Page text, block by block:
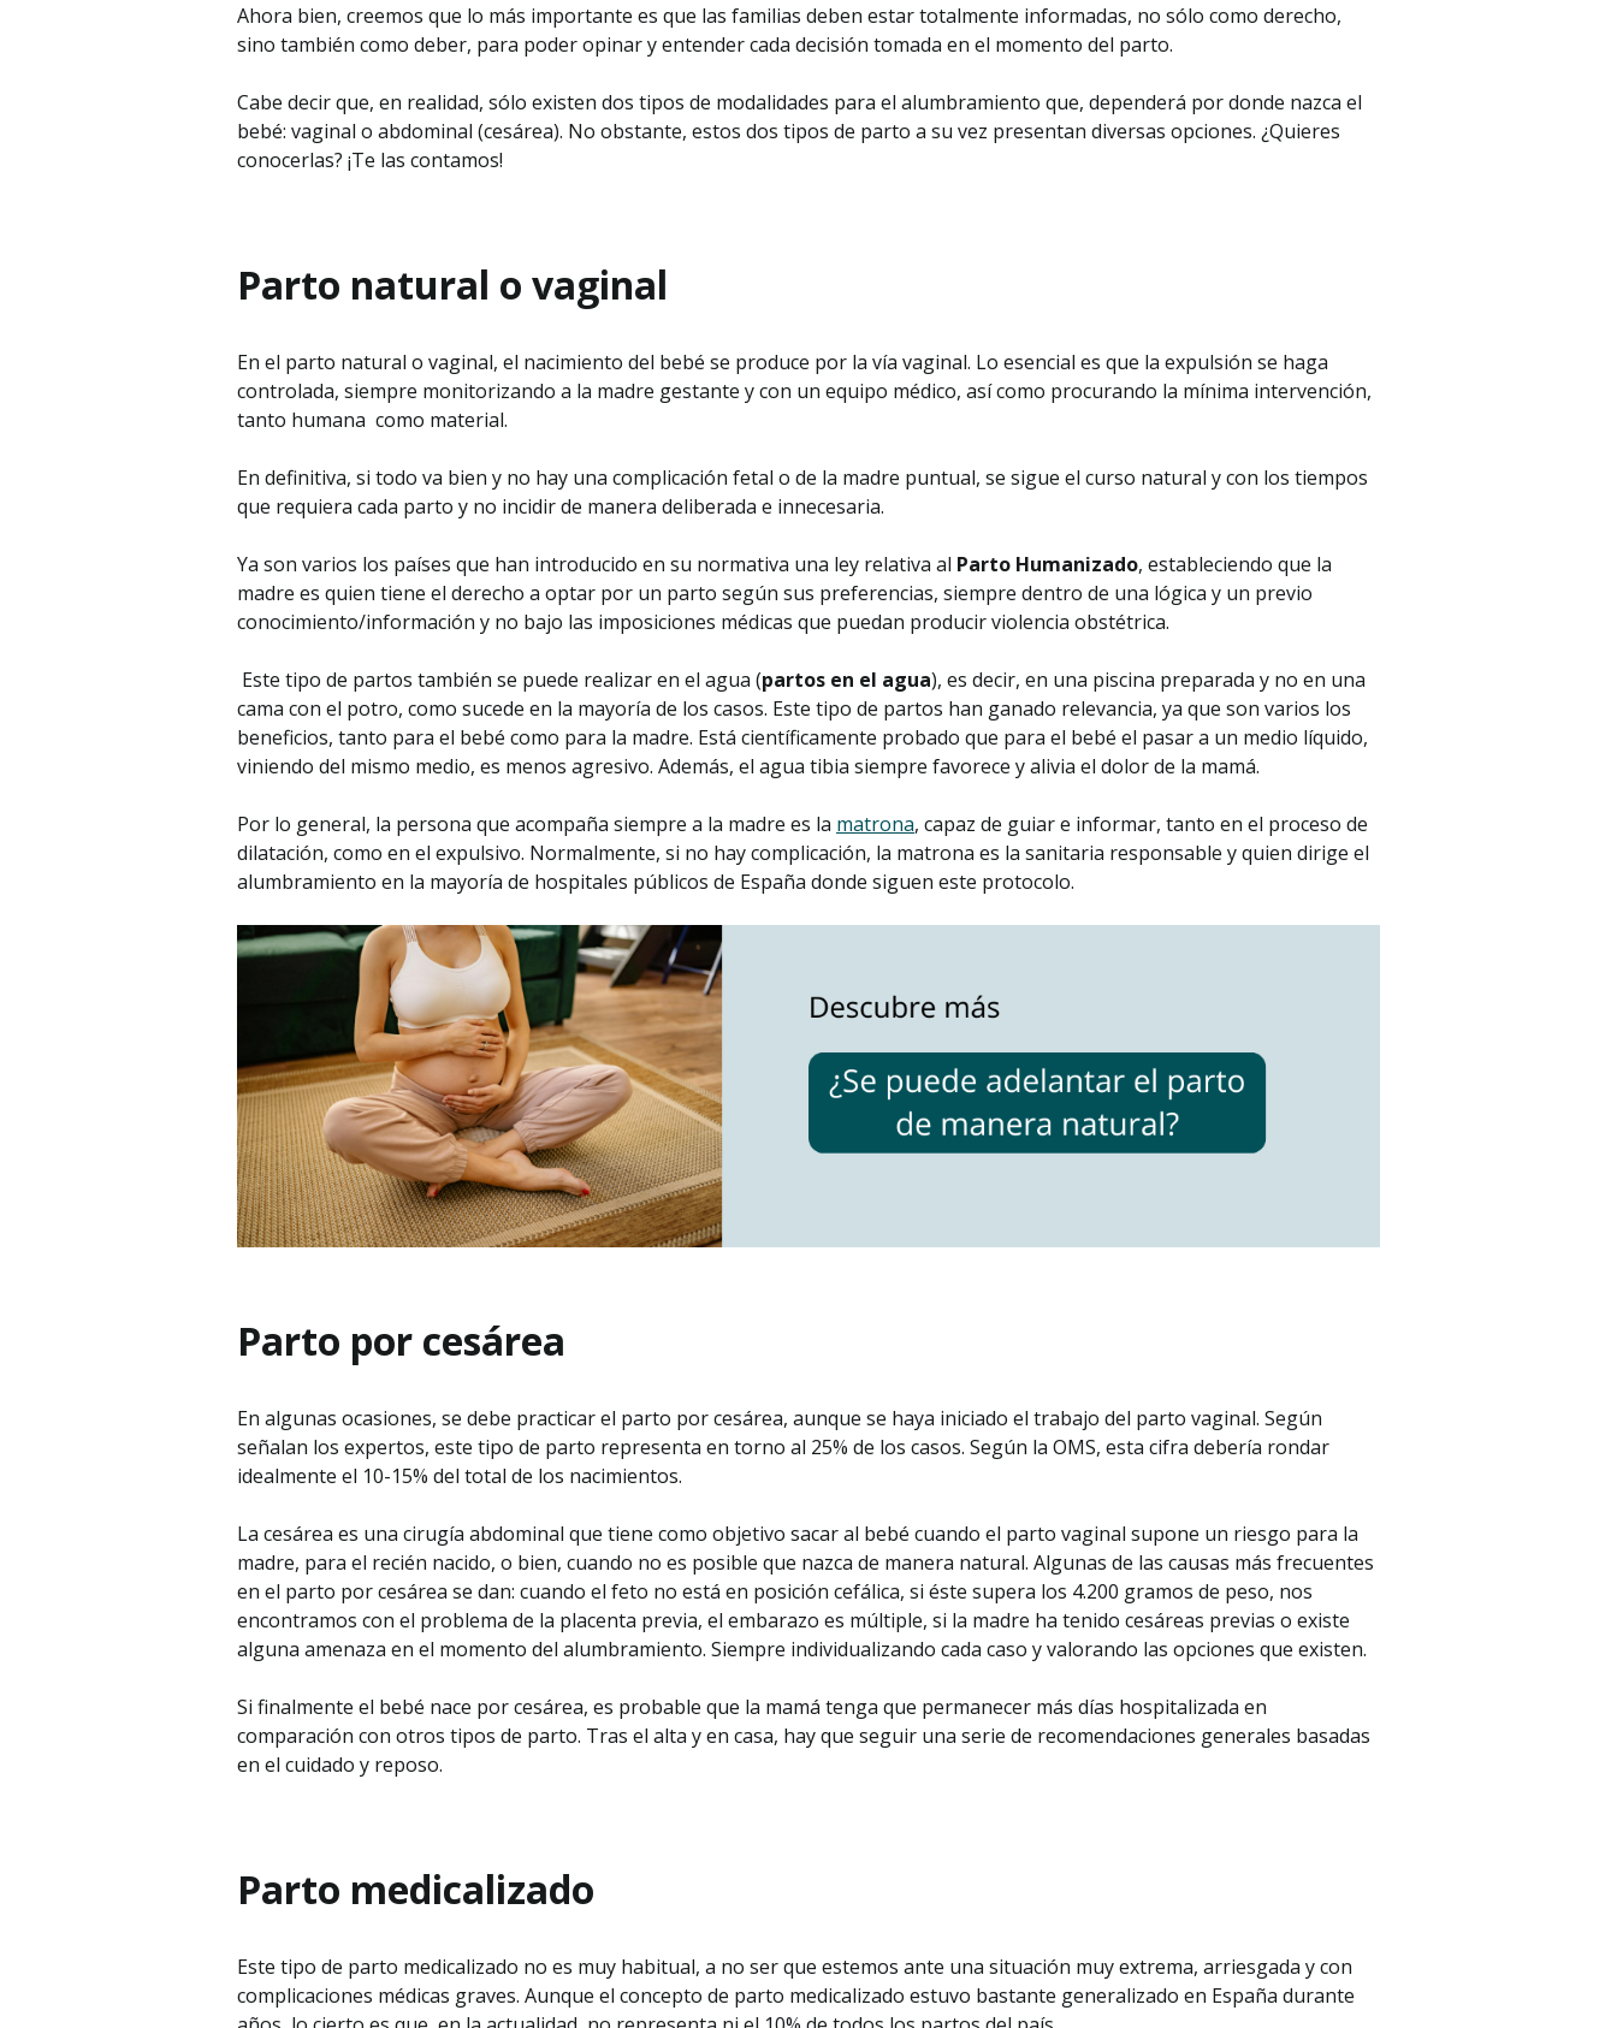
Ahora bien, creemos que lo más importante es que las familias deben estar totalmente informadas, no sólo como derecho,
sino también como deber, para poder opinar y entender cada decisión tomada en el momento del parto.
Cabe decir que, en realidad, sólo existen dos tipos de modalidades para el alumbramiento que, dependerá por donde nazca el
bebé: vaginal o abdominal (cesárea). No obstante, estos dos tipos de parto a su vez presentan diversas opciones. ¿Quieres
conocerlas? ¡Te las contamos!
Parto natural o vaginal
En el parto natural o vaginal, el nacimiento del bebé se produce por la vía vaginal. Lo esencial es que la expulsión se haga
controlada, siempre monitorizando a la madre gestante y con un equipo médico, así como procurando la mínima intervención,
tanto humana como material.
En definitiva, si todo va bien y no hay una complicación fetal o de la madre puntual, se sigue el curso natural y con los tiempos
que requiera cada parto y no incidir de manera deliberada e innecesaria.
Ya son varios los países que han introducido en su normativa una ley relativa al Parto Humanizado, estableciendo que la
madre es quien tiene el derecho a optar por un parto según sus preferencias, siempre dentro de una lógica y un previo
conocimiento/información y no bajo las imposiciones médicas que puedan producir violencia obstétrica.
Este tipo de partos también se puede realizar en el agua (partos en el agua), es decir, en una piscina preparada y no en una
cama con el potro, como sucede en la mayoría de los casos. Este tipo de partos han ganado relevancia, ya que son varios los
beneficios, tanto para el bebé como para la madre. Está científicamente probado que para el bebé el pasar a un medio líquido,
viniendo del mismo medio, es menos agresivo. Además, el agua tibia siempre favorece y alivia el dolor de la mamá.
Por lo general, la persona que acompaña siempre a la madre es la matrona, capaz de guiar e informar, tanto en el proceso de
dilatación, como en el expulsivo. Normalmente, si no hay complicación, la matrona es la sanitaria responsable y quien dirige el
alumbramiento en la mayoría de hospitales públicos de España donde siguen este protocolo.
Parto por cesárea
En algunas ocasiones, se debe practicar el parto por cesárea, aunque se haya iniciado el trabajo del parto vaginal. Según
señalan los expertos, este tipo de parto representa en torno al 25% de los casos. Según la OMS, esta cifra debería rondar
idealmente el 10-15% del total de los nacimientos.
La cesárea es una cirugía abdominal que tiene como objetivo sacar al bebé cuando el parto vaginal supone un riesgo para la
madre, para el recién nacido, o bien, cuando no es posible que nazca de manera natural. Algunas de las causas más frecuentes
en el parto por cesárea se dan: cuando el feto no está en posición cefálica, si éste supera los 4.200 gramos de peso, nos
encontramos con el problema de la placenta previa, el embarazo es múltiple, si la madre ha tenido cesáreas previas o existe
alguna amenaza en el momento del alumbramiento. Siempre individualizando cada caso y valorando las opciones que existen.
Si finalmente el bebé nace por cesárea, es probable que la mamá tenga que permanecer más días hospitalizada en
comparación con otros tipos de parto. Tras el alta y en casa, hay que seguir una serie de recomendaciones generales basadas
en el cuidado y reposo.
Parto medicalizado
Este tipo de parto medicalizado no es muy habitual, a no ser que estemos ante una situación muy extrema, arriesgada y con
complicaciones médicas graves. Aunque el concepto de parto medicalizado estuvo bastante generalizado en España durante